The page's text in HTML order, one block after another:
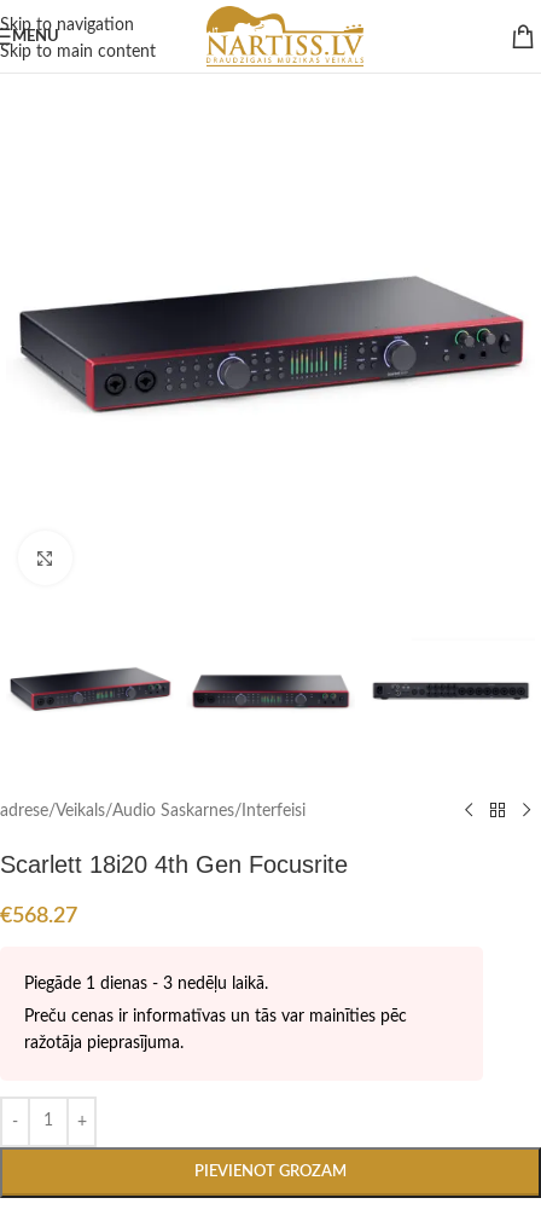
Skip to navigation
Skip to main content
MENU
adrese/Veikals/Audio Saskarnes/Interfeisi
Scarlett 18i20 4th Gen Focusrite
€568.27
Piegāde 1 dienas - 3 nedēļu laikā.
Preču cenas ir informatīvas un tās var mainīties pēc
ražotāja pieprasījuma.
PIEVIENOT GROZAM